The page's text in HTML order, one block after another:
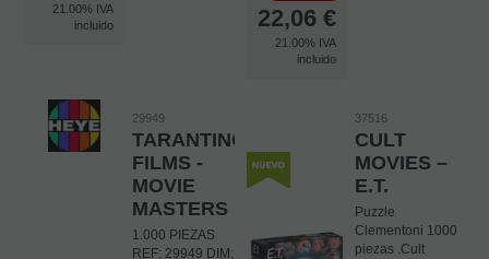
21.00% IVA
incluido
22,06 €
21.00% IVA
incluido
29949
TARANTINO
FILMS -
MOVIE
MASTERS
1.000 PIEZAS
REF: 29949 DIM:
37516
CULT
MOVIES –
E.T.
Puzzle
Clementoni 1000
piezas .Cult